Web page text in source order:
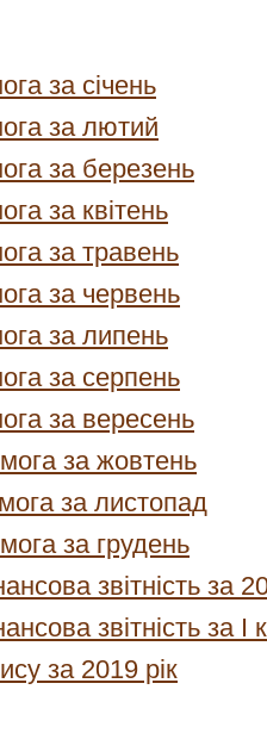
за січень
за лютий
за березень
за квітень
за травень
за червень
за липень
за серпень
за вересень
за жовтень
за листопад
за грудень
звітність за
звітність за І
за 2019 рік